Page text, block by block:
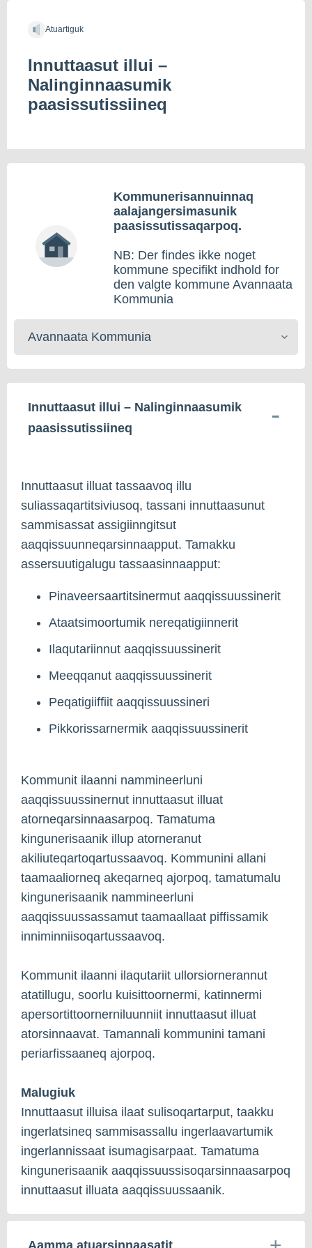
Atuartiguk
Innuttaasut illui –
Nalinginnaasumik
paasissutissiineq
Kommunerisannuinnaq
aalajangersimasunik
paasissutissaqarpoq.
NB: Der findes ikke noget
kommune specifikt indhold for
den valgte kommune Avannaata
Kommunia
Kommunerisat
toqqaruk
Innuttaasut illui – Nalinginnaasumik
paasissutissiineq
Innuttaasut illuat tassaavoq illu
suliassaqartitsiviusoq, tassani innuttaasunut
sammisassat assigiinngitsut
aaqqissuunneqarsinnaapput. Tamakku
assersuutigalugu tassaasinnaapput:
Pinaveersaartitsinermut aaqqissuussinerit
Ataatsimoortumik nereqatigiinnerit
Ilaqutariinnut aaqqissuussinerit
Meeqqanut aaqqissuussinerit
Peqatigiiffiit aaqqissuussineri
Pikkorissarnermik aaqqissuussinerit
Kommunit ilaanni nammineerluni
aaqqissuussinernut innuttaasut illuat
atorneqarsinnaasarpoq. Tamatuma
kingunerisaanik illup atorneranut
akiliuteqartoqartussaavoq. Kommunini allani
taamaaliorneq akeqarneq ajorpoq, tamatumalu
kingunerisaanik nammineerluni
aaqqissuussassamut taamaallaat piffissamik
inniminniisoqartussaavoq.
Kommunit ilaanni ilaqutariit ullorsiornerannut
atatillugu, soorlu kuisittoornermi, katinnermi
apersortittoornerniluunniit innuttaasut illuat
atorsinnaavat. Tamannali kommunini tamani
periarfissaaneq ajorpoq.
Malugiuk
Innuttaasut illuisa ilaat sulisoqartarput, taakku
ingerlatsineq sammisassallu ingerlaavartumik
ingerlannissaat isumagisarpaat. Tamatuma
kingunerisaanik aaqqissuussisoqarsinnaasarpoq
innuttaasut illuata aaqqissuussaanik.
Aamma atuarsinnaasatit